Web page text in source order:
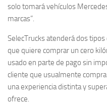
solo tomará vehículos
marcas”.
SelecTrucks atenderá dos
que quiere comprar un cero
usado en parte de pago sin
cliente que usualmente
una experiencia distinta y
ofrece.